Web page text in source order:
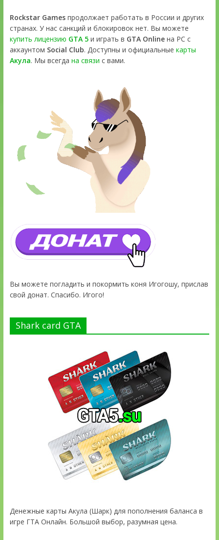
Rockstar Gamesпродолжает работать в России и других
странах. У нас санкций и блокировок нет. Вы можете
купить лицензию GTA 5и играть в GTA Onlineна PC с
аккаунтом Social Club. Доступны и официальные карты
Акула. Мы всегда на связи с вами.
Вы можете погладить и покормить коня Игогошу, прислав
свой донат. Спасибо. Игого!
Shark card GTA
Денежные карты Акула (Шарк) для пополнения баланса в
игре ГТА Онлайн. Большой выбор, разумная цена.